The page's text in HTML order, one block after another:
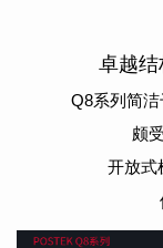
卓越结
Q8系列简洁
颇
开放式